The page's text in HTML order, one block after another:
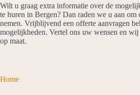
Wilt u graag extra informatie over de
te huren in Bergen? Dan raden we u aan om
nemen. Vrijblijvend een offerte aanvragen
mogelijkheden. Vertel ons uw wensen en
op maat.
Home